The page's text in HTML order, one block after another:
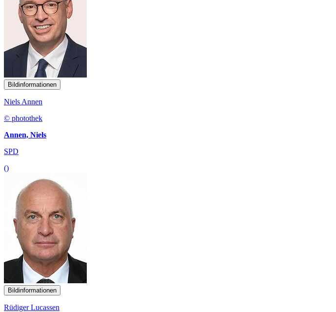
Bildinformationen
Niels Annen
© photothek
Annen, Niels
SPD
()
Bildinformationen
Rüdiger Lucassen